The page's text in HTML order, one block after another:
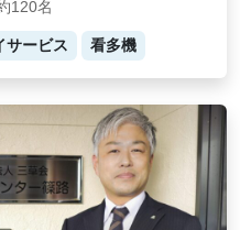
120名
サービス 看多機